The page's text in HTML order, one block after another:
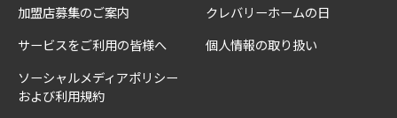
加盟店募集のご案内 クレバリーホームの日
サービスをご利用の皆様へ 個人情報の取り扱い
ソーシャルメディアポリシー
および利用規約